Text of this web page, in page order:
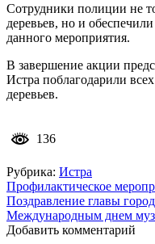
Сотрудники полиции не
деревьев, но и
данного мероприятия.
В завершение акции
Истра поблагодарили
деревьев.
136
Рубрика: Истра
Навигация
по
записям
Профилактическое
Поздравление главы
Международным днем
Добавить комментарий